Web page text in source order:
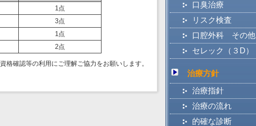
1点
3点
1点
2点
確認等の利用にご理解ご協力をお願いします。
口臭治療
リスク検査
口腔外科 その他
セレック（３D）
治療方針
治療指針
治療の流れ
的確な診断